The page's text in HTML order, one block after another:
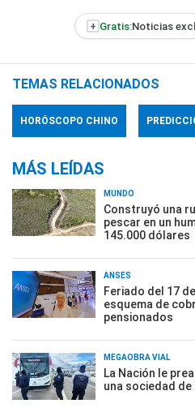
+ Gratis:Noticias
TEMAS RELACIONADOS
HORÓSCOPO CHINO
MÁS LEÍDAS
MUNDO
Construyó una
pescar en un
145.000 dólares
ANSES
Feriado del 17
esquema de
pensionados
MEGAOBRA VIAL
La Nación le
una sociedad